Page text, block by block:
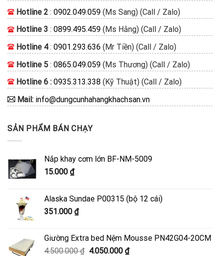
Hotline 2 : 0902.049.059 (Ms Sang) (Call / Zalo)
Hotline 3 : 0899.495.459 (Ms Hằng) (Call / Zalo)
Hotline 4: 0901.293.636 (Mr Tiền) (Call / Zalo)
Hotline 5 : 0865.049.059 (Ms Thương) (Call / Zalo)
Hotline 6 : 0935.313.338 (Kỹ Thuật) (Call / Zalo)
Mail: info@dungcunhahangkhachsan.vn
SẢN PHẨM BÁN CHẠY
Nắp khay cơm lớn BF-NM-5009
15.000 ₫
Alaska Sundae P00315 (bộ 12 cái)
351.000 ₫
Giường Extra bed Nệm Mousse PN42G04-20CM
4.500.000₫ Giá
4.050.000 ₫Giá